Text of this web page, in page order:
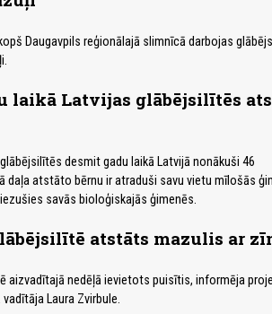
Daugavpils reģionālajā slimnīcā darbojas
laikā Latvijas glābējsilītēs
desmit gadu laikā Latvijā nonākuši 46
daļa atstāto bērnu ir atraduši savu vietu mīlošās
savās bioloģiskajās ģimenēs.
atstāts mazulis ar
aizvadītajā nedēļā ievietots puisītis, informēja
Laura Zvirbule.